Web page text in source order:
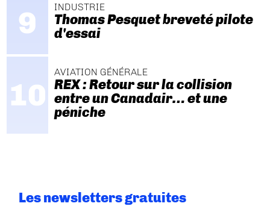
INDUSTRIE
Thomas Pesquet breveté pilote
d'essai
AVIATION GÉNÉRALE
REX : Retour sur la collision
entre un Canadair… et une
péniche
Les newsletters gratuites